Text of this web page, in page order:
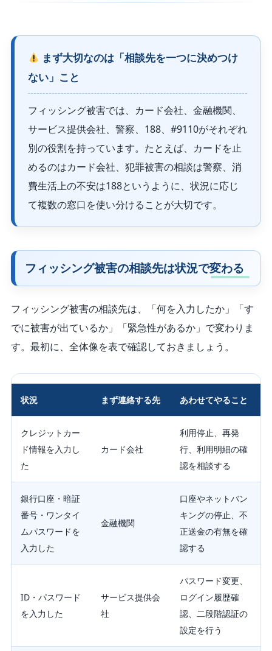
まず大切なのは「相談先を一つに決めつけ
ない」こと
フィッシング被害では、カード会社、金融機関、
サービス提供会社、警察、188、#9110がそれぞれ
別の役割を持っています。たとえば、カードを止
めるのはカード会社、犯罪被害の相談は警察、消
費生活上の不安は188というように、状況に応じ
て複数の窓口を使い分けることが大切です。
フィッシング被害の相談先は状況で変わる
フィッシング被害の相談先は、「何を入力したか」「す
でに被害が出ているか」「緊急性があるか」で変わりま
す。最初に、全体像を表で確認しておきましょう。
状況 まず連絡する先 あわせてやること
クレジットカー
ド情報を入力し
た
カード会社
利用停止、再発
行、利用明細の確
認を相談する
銀行口座・暗証
番号・ワンタイ
ムパスワードを
入力した
金融機関
口座やネットバン
キングの停止、不
正送金の有無を確
認する
ID・パスワード
を入力した
サービス提供会
社
パスワード変更、
ログイン履歴確
認、二段階認証の
設定を行う